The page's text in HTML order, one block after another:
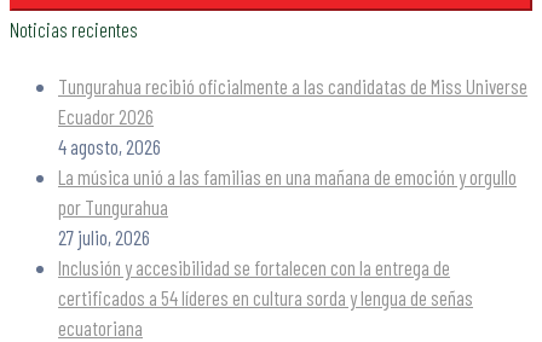
Noticias recientes
Tungurahua recibió oficialmente a las candidatas de Miss Universe
Ecuador 2026
4 agosto, 2026
La música unió a las familias en una mañana de emoción y orgullo
por Tungurahua
27 julio, 2026
Inclusión y accesibilidad se fortalecen con la entrega de
certificados a 54 líderes en cultura sorda y lengua de señas
ecuatoriana